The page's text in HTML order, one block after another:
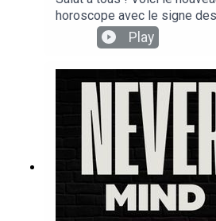
horoscope avec le signe
sport : on parle de tout
des commentairesSuivez-
Play